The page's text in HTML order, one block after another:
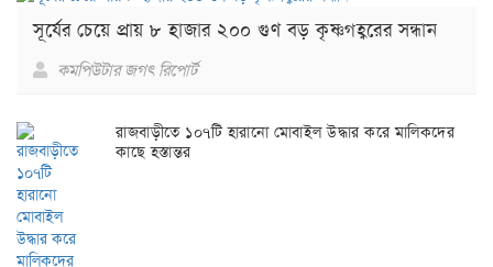
সূর্যের চেয়ে প্রায় ৮ হাজার ২০০ গুণ বড় কৃষ্ণগহ্বরের সন্ধান
কমপিউটার জগৎ রিপোর্ট
রাজবাড়ীতে ১০৭টি হারানো মোবাইল উদ্ধার করে মালিকদের
কাছে হস্তান্তর